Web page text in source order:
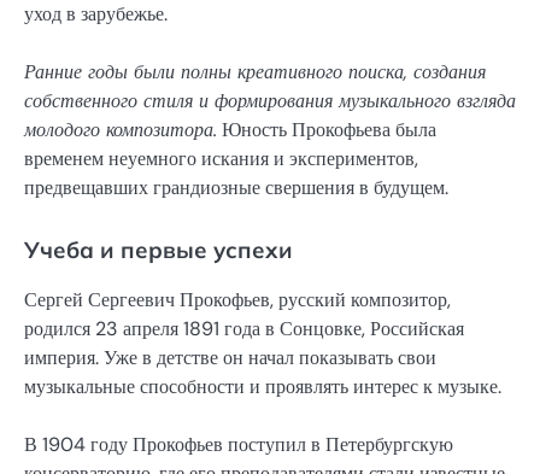
уход в зарубежье.
Ранние годы были полны креативного поиска, создания
собственного стиля и формирования музыкального взгляда
молодого композитора. Юность Прокофьева была
временем неуемного искания и экспериментов,
предвещавших грандиозные свершения в будущем.
Учеба и первые успехи
Сергей Сергеевич Прокофьев, русский композитор,
родился 23 апреля 1891 года в Сонцовке, Российская
империя. Уже в детстве он начал показывать свои
музыкальные способности и проявлять интерес к музыке.
В 1904 году Прокофьев поступил в Петербургскую